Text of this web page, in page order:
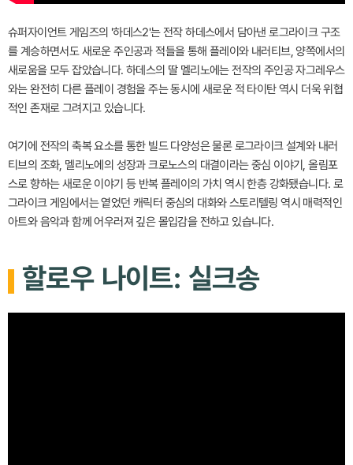
슈퍼자이언트 게임즈의 '하데스2'는 전작 하데스에서 담아낸 로그라이크 구조
를 계승하면서도 새로운 주인공과 적들을 통해 플레이와 내러티브, 양쪽에서의
새로움을 모두 잡았습니다. 하데스의 딸 멜리노에는 전작의 주인공 자그레우스
와는 완전히 다른 플레이 경험을 주는 동시에 새로운 적 타이탄 역시 더욱 위협
적인 존재로 그려지고 있습니다.
여기에 전작의 축복 요소를 통한 빌드 다양성은 물론 로그라이크 설계와 내러
티브의 조화, 멜리노에의 성장과 크로노스의 대결이라는 중심 이야기, 올림포
스로 향하는 새로운 이야기 등 반복 플레이의 가치 역시 한층 강화됐습니다. 로
그라이크 게임에서는 옅었던 캐릭터 중심의 대화와 스토리텔링 역시 매력적인
아트와 음악과 함께 어우러져 깊은 몰입감을 전하고 있습니다.
할로우 나이트: 실크송